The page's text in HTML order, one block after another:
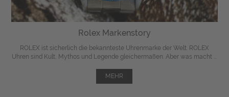
Rolex Markenstory
ROLEX ist sicherlich die bekannteste Uhrenmarke der Welt. ROLEX
Uhren sind Kult, Mythos und Legende gleichermaßen. Aber was macht ...
MEHR